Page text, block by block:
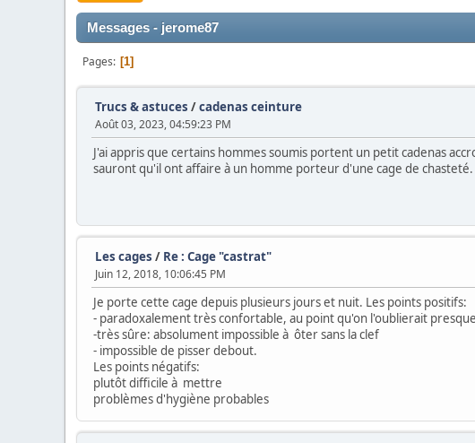
Messages - jerome87
Pages 1
Trucs & astuces /cadenas ceinture
Août 03, 2023, 04:59:23 PM
J'ai appris que certains hommes soumis portent un petit cadenas
sauront qu'il ont affaire à un homme porteur d'une cage de
Les cages / Re : Cage "castrat"
Juin 12, 2018, 10:06:45 PM
Je porte cette cage depuis plusieurs jours et nuit. Les points positifs:
- paradoxalement très confortable, au point qu'on l'oublierait presque
-très sûre: absolument impossible à ôter sans la clef
- impossible de pisser debout.
Les points négatifs:
plutôt difficile à mettre
problèmes d'hygiène probables